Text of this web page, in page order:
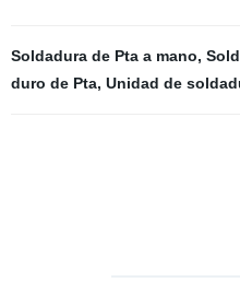
Soldadura de Pta a mano,
duro de Pta, Unidad de